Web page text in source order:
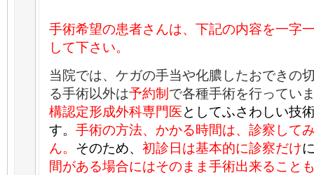
手術希望の患者さんは、下記の内容を一字
して下さい。
当院では、ケガの手当や化膿したおできの
る手術以外は予約制 で各種手術を行ってい
構認定形成外科専門医としてふさわしい技
す。 手術の方法、かかる時間は、診察して
ん。 そのため、 初診日は基本的に診察だけ
間がある場合にはそのまま手術出来ること